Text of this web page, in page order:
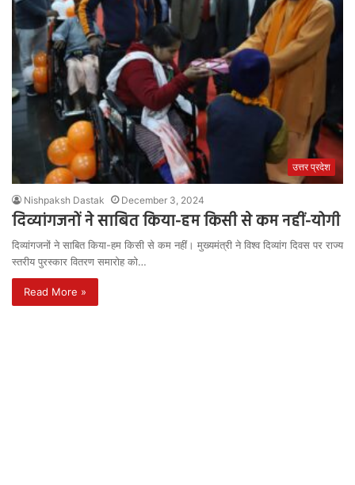
उत्तर प्रदेश
Nishpaksh Dastak December 3, 2024
दिव्यांगजनों ने साबित किया-हम किसी से कम नहीं-योगी
दिव्यांगजनों ने साबित किया-हम किसी से कम नहीं। मुख्यमंत्री ने विश्व दिव्यांग दिवस पर राज्य
स्तरीय पुरस्कार वितरण समारोह को…
Read More »